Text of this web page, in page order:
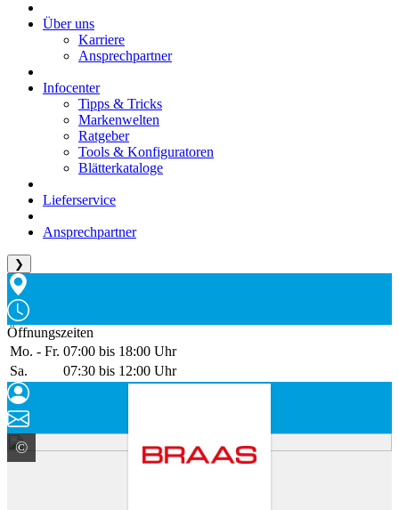
Über uns
Karriere
Ansprechpartner
Infocenter
Tipps & Tricks
Markenwelten
Ratgeber
Tools & Konfiguratoren
Blätterkataloge
Lieferservice
Ansprechpartner
❯
Öffnungszeiten
Mo. - Fr. 07:00 bis 18:00 Uhr
Sa.
07:30 bis 12:00 Uhr
© BMI Deutschland GmbH Marke Braas